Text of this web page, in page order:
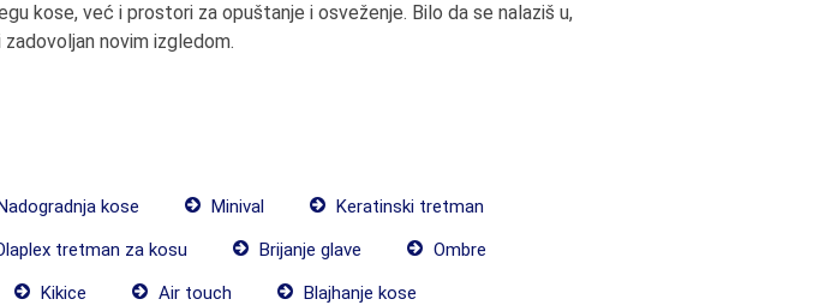
kose, već i prostori za opuštanje i osveženje. Bilo da se nalaziš u,
novim izgledom.
kose Minival
Keratinski tretman
tretman za kosu Brijanje glave
Ombre
Kikice Air touch
Blajhanje kose